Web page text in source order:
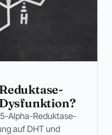
Alpha-Reduktase-
auf DHT und